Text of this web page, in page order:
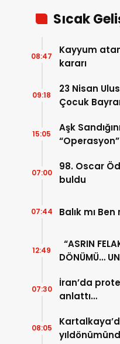
Sıcak
Kayyum
kararı
08:47
23 Nisan
Çocuk
09:18
Aşk
15:05
98. Oscar
buldu
07:00
Balık mı Ben
07:44
“ASRIN
DÖNÜMÜ…
12:49
İran’da
anlattı…
07:30
08:05